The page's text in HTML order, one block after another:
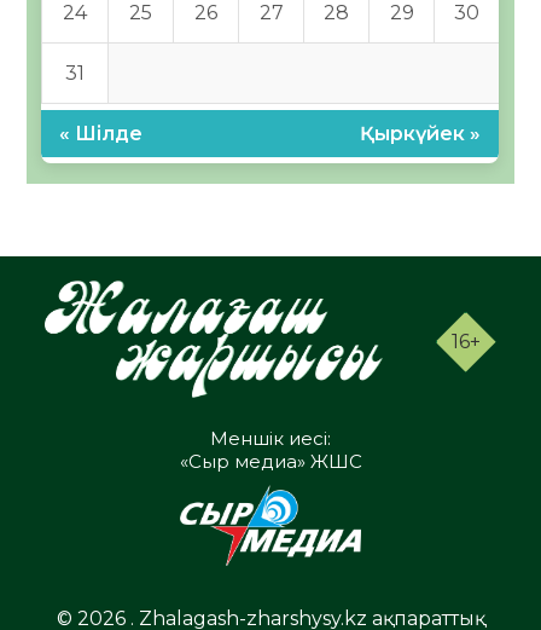
24 25 26 27 28 29 30
31
« Шілде Қыркүйек »
16+
Меншік иесі:
«Сыр медиа» ЖШС
© 2026 . Zhalagash-zharshysy.kz ақпараттық